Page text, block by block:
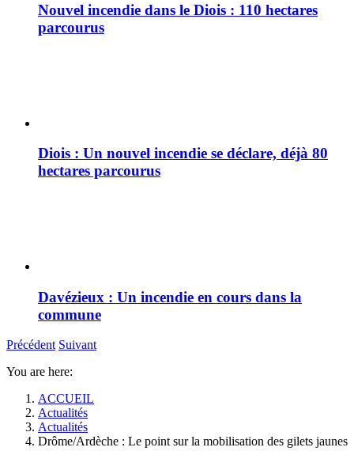
Nouvel incendie dans le Diois : 110 hectares
parcourus
Diois : Un nouvel incendie se déclare, déjà 80
hectares parcourus
Davézieux : Un incendie en cours dans la
commune
Précédent Suivant
You are here:
ACCUEIL
Actualités
Actualités
Drôme/Ardèche : Le point sur la mobilisation des gilets jaunes